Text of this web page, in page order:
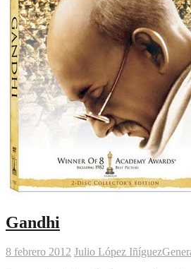
Gandhi
8 febrero 2012 Julio López Iñíguez